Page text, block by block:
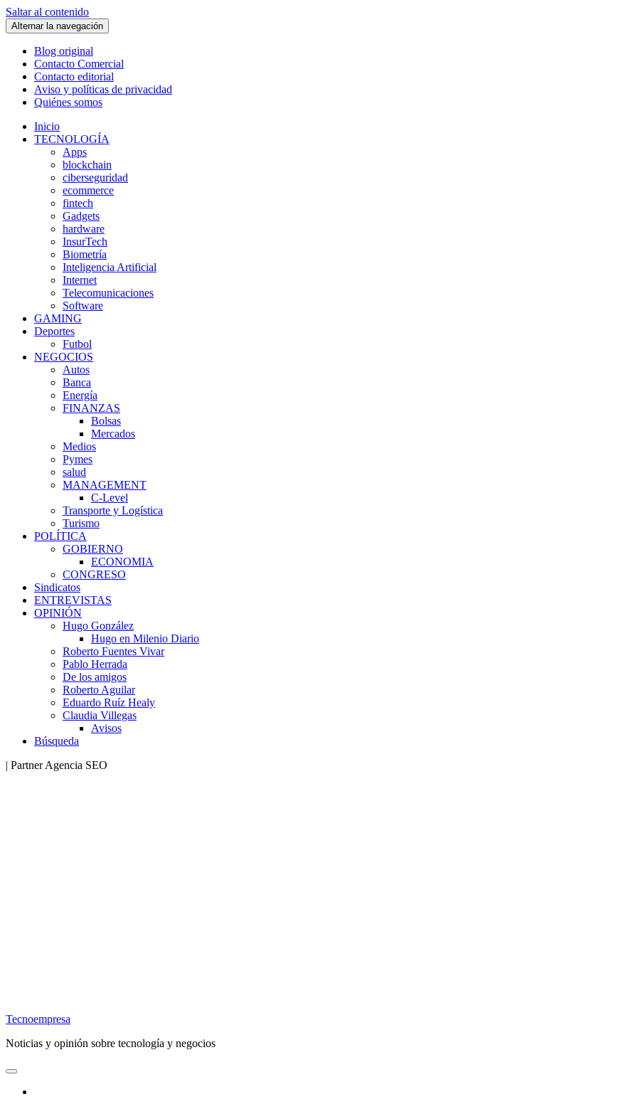
Saltar al contenido
Alternar la navegación
Blog original
Contacto Comercial
Contacto editorial
Aviso y políticas de privacidad
Quiénes somos
Inicio
TECNOLOGÍA
Apps
blockchain
ciberseguridad
ecommerce
fintech
Gadgets
hardware
InsurTech
Biometría
Inteligencia Artificial
Internet
Telecomunicaciones
Software
GAMING
Deportes
Futbol
NEGOCIOS
Autos
Banca
Energía
FINANZAS
Bolsas
Mercados
Medios
Pymes
salud
MANAGEMENT
C-Level
Transporte y Logística
Turismo
POLÍTICA
GOBIERNO
ECONOMIA
CONGRESO
Sindicatos
ENTREVISTAS
OPINIÓN
Hugo González
Hugo en Milenio Diario
Roberto Fuentes Vivar
Pablo Herrada
De los amigos
Roberto Aguilar
Eduardo Ruíz Healy
Claudia Villegas
Avisos
Búsqueda
| Partner Agencia SEO
Tecnoempresa
Noticias y opinión sobre tecnología y negocios